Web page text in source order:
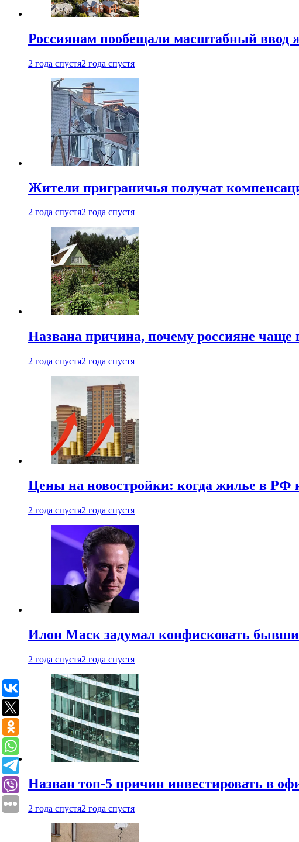
Россиянам пообещали масштабный ввод
2 года спустя2 года спустя
Жители приграничья получат
2 года спустя2 года спустя
Названа причина, почему россияне чаще
2 года спустя2 года спустя
Цены на новостройки: когда жилье в РФ
2 года спустя2 года спустя
Илон Маск задумал конфисковать
2 года спустя2 года спустя
Назван топ-5 причин инвестировать в
2 года спустя2 года спустя